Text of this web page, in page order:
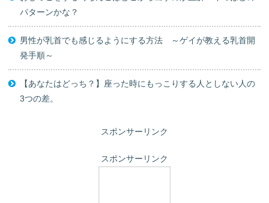
パターンかな？
男性が乳首でも感じるようにする方法 ～ゲイが教える乳首開
発手順～
【あなたはどっち？】座った時にもっこりする人としない人の
3つの差。
スポンサーリンク
スポンサーリンク